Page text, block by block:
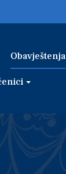
Obavještenja